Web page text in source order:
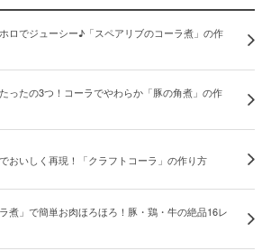
ロでジューシー♪「スペアリブのコーラ煮」の作
ったの3つ！コーラでやわらか「豚の角煮」の作
おいしく再現！「クラフトコーラ」の作り方
ラ煮」で簡単お肉ほろほろ！豚・鶏・牛の絶品16レ